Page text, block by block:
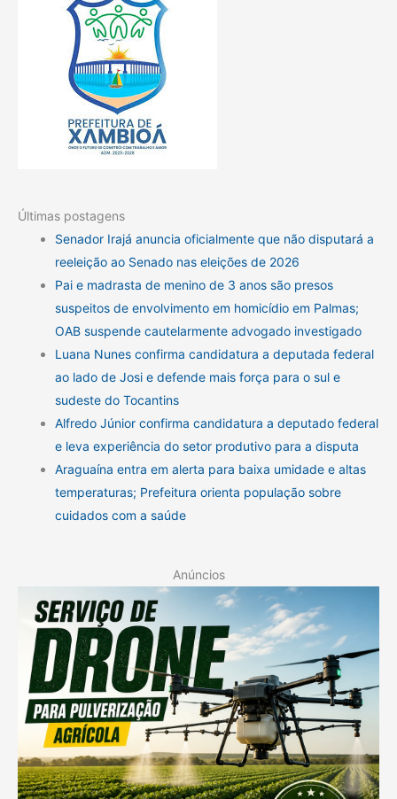
Últimas postagens
Senador Irajá anuncia oficialmente que não disputará a
reeleição ao Senado nas eleições de 2026
Pai e madrasta de menino de 3 anos são presos
suspeitos de envolvimento em homicídio em Palmas;
OAB suspende cautelarmente advogado investigado
Luana Nunes confirma candidatura a deputada federal
ao lado de Josi e defende mais força para o sul e
sudeste do Tocantins
Alfredo Júnior confirma candidatura a deputado federal
e leva experiência do setor produtivo para a disputa
Araguaína entra em alerta para baixa umidade e altas
temperaturas; Prefeitura orienta população sobre
cuidados com a saúde
Anúncios